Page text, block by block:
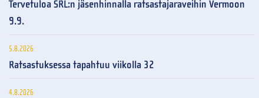
Tervetuloa SRL:n jäsenhinnalla ratsastajaraveihin Vermoon
9.9.
5.8.2026
Ratsastuksessa tapahtuu viikolla 32
4.8.2026